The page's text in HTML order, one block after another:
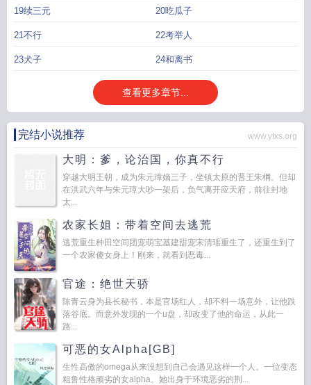
19续三元 20吃瓜子
21不行 22考举人
23犬子 24和离书
查看更多章节...
完结小说推荐 www.ytxs.org
大明：爹，论治国，你真不行
穿越大明王朝，成为朱元璋嫡三子，坐镇太原的晋王朱棡。但却
在洪武六年与朱元璋大吵一架后，负气离开应天府，前往封地
太...
农家长姐：带着空间去逃荒
逃荒重生种田空间团宠萌宝基建甜宠宋清瑶重生了，还重生到了
一个农家傻女身上！刚来，就看到恶毒...
官途：绝世天骄
陈青云身为县长秘书，本是官场红人，却不料一场意外，让他跌
落谷底。而意外发现的一个u盘，却改变了他的命运，从此一
路...
可恶的女Alpha[GB]
生性高傲的omega从来没想到自己会遇见这样一个人。一位变态
粗鲁性格顽劣的女alpha。她出身于环境恶劣的荆...